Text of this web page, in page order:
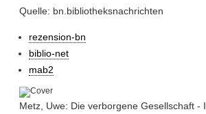
Quelle: bn.bibliotheksnachrichten
rezension-bn
biblio-net
mab2
Metz, Uwe: Die verborgene Gesellschaft -